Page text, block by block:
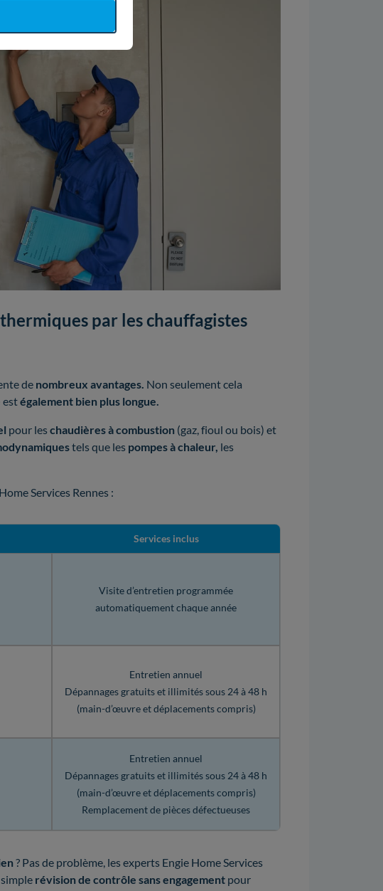
par les chauffagistes
de nombreux avantages. Non seulement cela
estégalement bien plus longue.
pour leschaudières à combustion (gaz, fioul ou bois) et
tels que les pompes à chaleur, les
Services Rennes :
Services inclus
Visite d’entretien programmée
automatiquement chaque année
Entretien annuel
Dépannages gratuits et illimités sous 24 à 48 h
(main-d’œuvre et déplacements compris)
Entretien annuel
Dépannages gratuits et illimités sous 24 à 48 h
(main-d’œuvre et déplacements compris)
Remplacement de pièces défectueuses
? Pas de problème, les experts Engie Home Services
révision de contrôle sans engagement pour